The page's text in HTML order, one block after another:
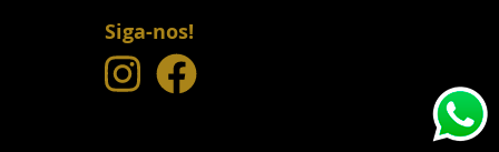
Siga-nos!